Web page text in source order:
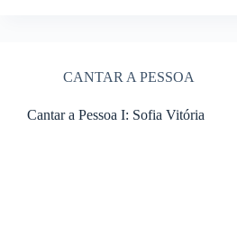
CANTAR A PESSOA
Cantar a Pessoa I: Sofia Vitória